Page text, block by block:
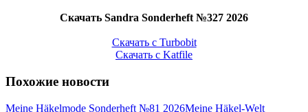
Скачать Sandra Sonderheft №327 2026
Скачать с Turbobit
Скачать с Katfile
Похожие новости
Meine Häkelmode Sonderheft №81 2026Meine Häkel-Welt